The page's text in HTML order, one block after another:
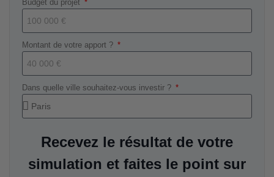
Budget du projet
Montant de votre apport ?
Dans quelle ville souhaitez-vous investir ?
Recevez le résultat de votre
simulation et faites le point sur